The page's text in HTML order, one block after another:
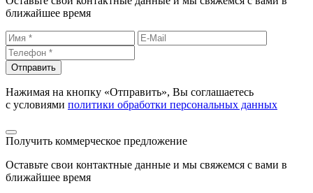
ближайшее время
Отправить
Нажимая на кнопку «Отправить», Вы соглашаетесь
с условиями политики обработки персональных данных
Получить коммерческое предложение
Оставьте свои контактные данные и мы свяжемся с вами в
ближайшее время